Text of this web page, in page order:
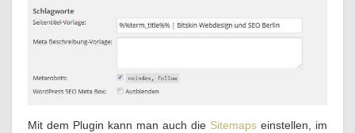
Mit dem Plugin kann man auch die Sitemaps einstellen, im